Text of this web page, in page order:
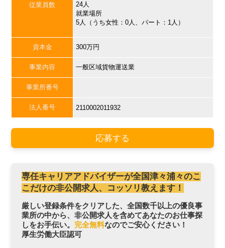
従業員数
24人
就業場所
5人（うち女性：0人、パート：1人）
資本金 300万円
事業内容 一般区域貨物運送業
事業所番号
法人番号 2110002011932
応募する
専任キャリアアドバイザーが全国津々浦々のこ
こだけの非公開求人、コッソリ教えます！
厳しい登録条件をクリアした、全国数千以上の優良事
業所の中から、非公開求人を含めてあなたのお仕事探
しをお手伝い。 完全無料なのでご安心ください！
厚生労働大臣認可